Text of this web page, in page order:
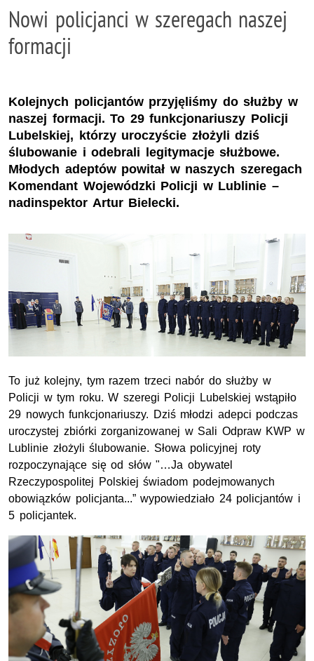
Nowi policjanci w szeregach naszej
formacji
Kolejnych policjantów przyjęliśmy do służby w
naszej formacji. To 29 funkcjonariuszy Policji
Lubelskiej, którzy uroczyście złożyli dziś
ślubowanie i odebrali legitymacje służbowe.
Młodych adeptów powitał w naszych szeregach
Komendant Wojewódzki Policji w Lublinie –
nadinspektor Artur Bielecki.
To już kolejny, tym razem trzeci nabór do służby w
Policji w tym roku. W szeregi Policji Lubelskiej wstąpiło
29 nowych funkcjonariuszy. Dziś młodzi adepci podczas
uroczystej zbiórki zorganizowanej w Sali Odpraw KWP w
Lublinie złożyli ślubowanie. Słowa policyjnej roty
rozpoczynające się od słów "…Ja obywatel
Rzeczypospolitej Polskiej świadom podejmowanych
obowiązków policjanta...” wypowiedziało 24 policjantów i
5 policjantek.